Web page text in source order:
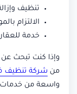
تنظيف
الالتزام
خدمة
وإذا كنت تبحث
من شركة تنظيف
واسعة من خدمات